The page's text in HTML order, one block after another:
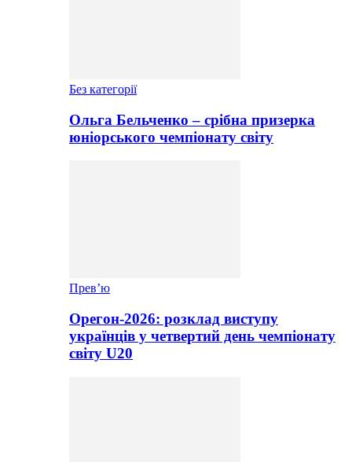
Без категорії
Ольга Бельченко – срібна призерка
юніорського чемпіонату світу
Прев’ю
Орегон-2026: розклад виступу
українців у четвертий день чемпіонату
світу U20